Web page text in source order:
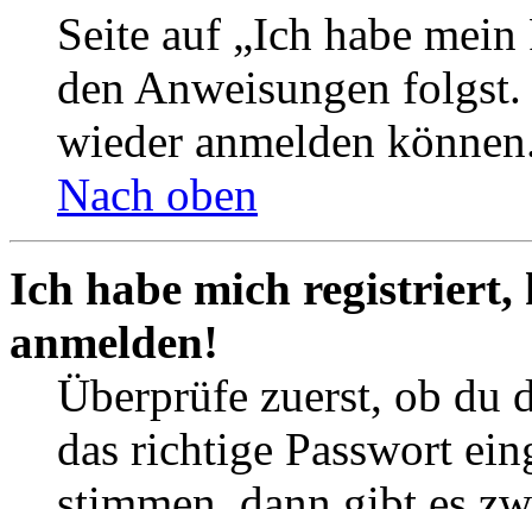
Seite auf „Ich habe
den Anweisungen
wieder anmelden
Nach oben
Ich habe mich
anmelden!
Überprüfe zuerst, ob du
das richtige Passwort